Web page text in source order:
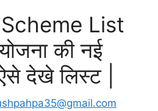
List
की नई
देखे लिस्ट |